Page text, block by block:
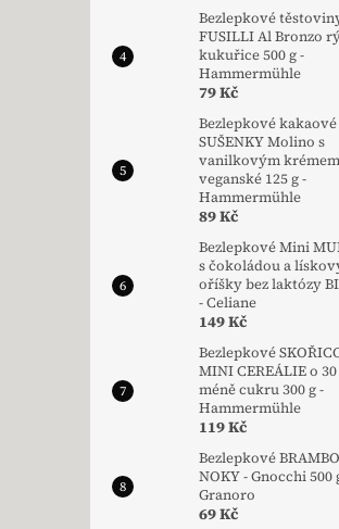
Bezlepkové
FUSILLI Al Bronzo
kukuřice 500 g -
Hammermühle
79 Kč
Bezlepkové kakaové
SUŠENKY Molino s
vanilkovým krémem
veganské 125 g -
Hammermühle
89 Kč
Bezlepkové Mini
s čokoládou a
oříšky bez laktózy
- Celiane
149 Kč
Bezlepkové
MINI CEREÁLIE o
méně cukru 300 g -
Hammermühle
119 Kč
Bezlepkové
NOKY - Gnocchi 500
Granoro
69 Kč